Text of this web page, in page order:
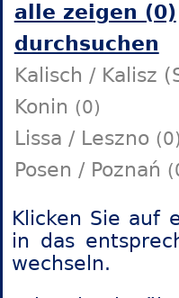
alle zeigen (0)
durchsuchen
Kalisch / Kalisz
Konin (0)
Lissa / Leszno (0)
Posen / Poznań
Klicken Sie auf
in das
wechseln.